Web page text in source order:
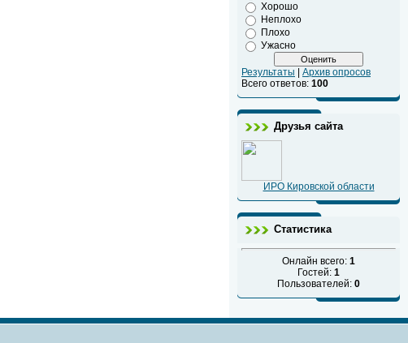
Хорошо
Неплохо
Плохо
Ужасно
Результаты
Архив опросов
Всего ответов: 100
Друзья сайта
ИРО Кировской области
Статистика
Онлайн всего: 1
Гостей: 1
Пользователей: 0